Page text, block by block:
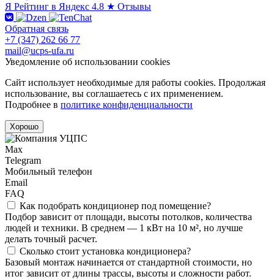
Я Рейтинг в Яндекс 4.8 ★ Отзывы
Обратная связь
+7 (347) 262 66 77
mail@ucps-ufa.ru
Уведомление об использовании cookies
Сайт использует необходимые для работы cookies. Продолжая
использование, вы соглашаетесь с их применением.
Подробнее в политике конфиденциальности
Хорошо
Max
Telegram
Мобильный телефон
Email
FAQ
Как подобрать кондиционер под помещение?
Подбор зависит от площади, высоты потолков, количества
людей и техники. В среднем — 1 кВт на 10 м², но лучше
делать точный расчет.
Сколько стоит установка кондиционера?
Базовый монтаж начинается от стандартной стоимости, но
итог зависит от длины трассы, высоты и сложности работ.